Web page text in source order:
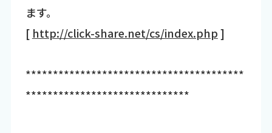
ます。
[ http://click-share.net/cs/index.php]
****************************************
******************************